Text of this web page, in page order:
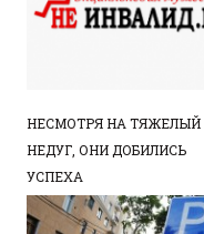
НЕСМОТРЯ НА ТЯЖЕЛЫЙ
НЕДУГ, ОНИ ДОБИЛИСЬ
УСПЕХА